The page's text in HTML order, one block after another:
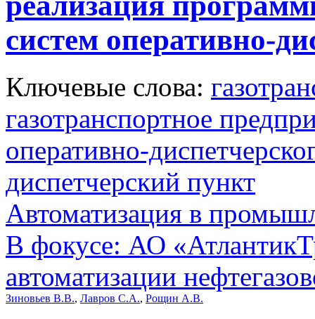
систем оперативно-
Ключевые слова:
газотранспортное
оперативно-
диспетчерский пункт
Автоматизация в
В фокусе: АО
автоматизации
Зиновьев В.В., Лавров С.А., Рощин А.В.